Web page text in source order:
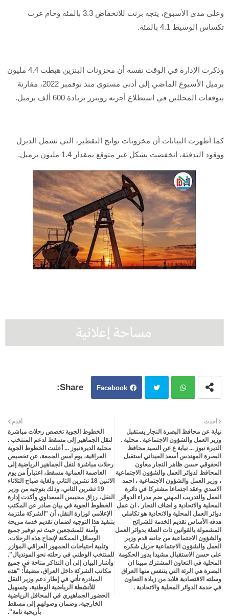
وعلى مدى الأسبوع، يتجه برنت للانخفاض 3.3 بالمئة وخام غرب
تكساس الوسيط 4.1 بالمئة.
وذكرت الإدارة في الوقت نفسه أن مخزونات البنزين هبطت 4.4 مليون
برميل الأسبوع الماضي إلى أدنى مستوى منذ نوفمبر 2022، مقارنة
بتوقعات المحللين في استطلاع أجرته رويترز بزيادة 600 ألف برميل.
كما أظهرت البيانات أن مخزونات نواتج التقطير، التي تشمل الديزل
ووقود التدفئة، انخفضت بشكل غير متوقع بمقدار 1.4 مليون برميل.
Facebook
ter atsa
pp
أحدث
نيابة عن محافظ البصرة النجار يستقبل
وزير العمل والشؤون الاجتماعية . محلية .
الديرة نيوز ... نيابة ع عن السيد محافظ
البصرة المهندس أسعد العيداني استقبل
الحقوقي حسن ظاهر النجار معاون
المحافظ لدوائر العمل والشؤون الاجتماعية
، وزير العمل والشؤون الاجتماعية ، احمد
الاسدي وعقد اجتماعا مشتركا في دائرة
العمل والتدريب المهني ضم مدراء الدوائر
المحلية والاتحادية و اضاف النجار ، ان عمل
دوائر العمل المحلية والاتحادية هو تكاملي
هدفه الأساس تقديم الخدمة للشرائح
المشمولة بالقوانين ذات الصلة بدوائر العمل
والشؤون الاجتماعية من جانبه قدم وزير
العمل والشؤون الاجتماعية جزيل شكره
على حسن الاستقبال مشيدا بدور الحكومة
المحلية في التعاون المشترك مبينا ان
البصرة هي الرئة التي يتنفس منها العراق
وسلته الاقتصادية فلابد من زيادة التعاون
في خدمة الدوائر المحلية والاتحادية .
أقدم
الخطوط الجوية تخصص رحلات مباشرة
لنقل الجماهير إلى مسقط لدعم المنتخب .
محلية الديرةنيوز ... أعلنت الخطوط الجوية
العراقية، يوم امس الجمعة، عن تخصيص
رحلات مباشرة لنقل الجماهير الرياضية إلى
العاصمة العمانية مسقط، اعتباراً من يوم
الاثنين 18 تشرين الثاني ولغاية صباح الثلاثاء
19 تشرين الثاني، وذلك بتوجيه من وزير
النقل، رزاق محيبس السعداوي وأكدت إدارة
الخطوط الجوية في بيان صادر عن المكتب
الإعلامي لوزارة النقل، أن "الشركة ملتزمة
بتنفيذ هذا التوجيه لضمان تقديم خدمة مريحة
وآمنة للمشجعين حيث تم توفير جميع
الوسائل الممكنة لإنجاح هذه الرحلات،
وتلبية احتياجات الجمهور العراقي المؤازر
للمنتخب الوطني في رحلته نحو المونديال".
وأشار البيان إلى أن التذاكر متاحة في جميع
مكاتب الشركة داخل العراق، مضيفاً: "هذه
المبادرة تأتي في إطار دعم وزير النقل
للأنشطة الرياضية الوطنية، وتسهيل
الحضور الجماهيري في المحافل الرياضية
الخارجية، وضمان وصولهم إلى مسقط
بأريحية تامة".